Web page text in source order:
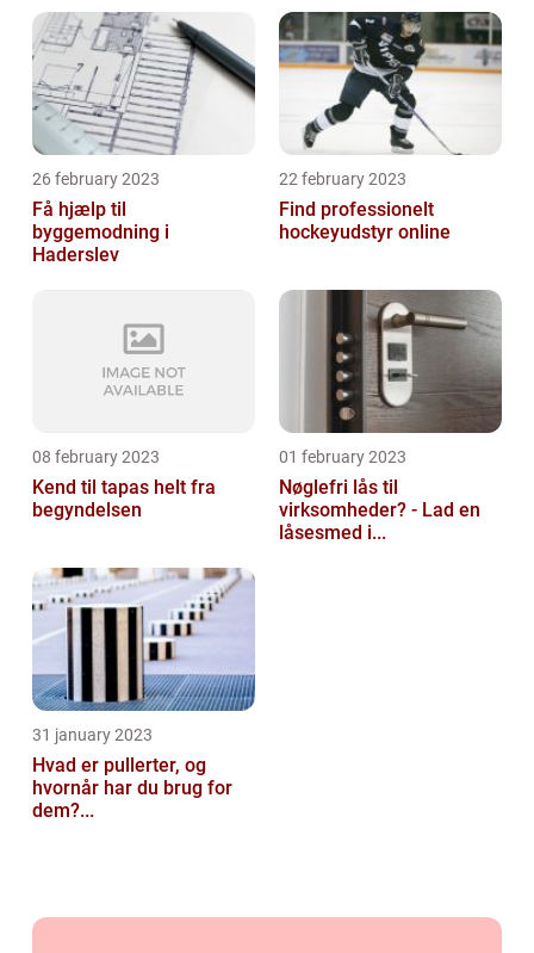
26 february 2023
Få hjælp til
byggemodning i
Haderslev
22 february 2023
Find professionelt
hockeyudstyr online
08 february 2023
Kend til tapas helt fra
begyndelsen
01 february 2023
Nøglefri lås til
virksomheder? - Lad en
låsesmed i...
31 january 2023
Hvad er pullerter, og
hvornår har du brug for
dem?...